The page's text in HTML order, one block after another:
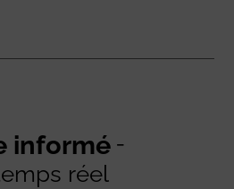
informé
réel